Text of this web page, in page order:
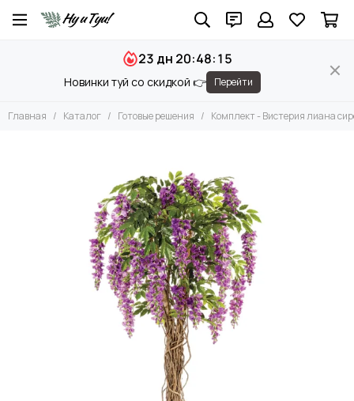
Новинки туй со скидкой 👉
23 дн 20:48:15
Перейти
Главная Каталог Готовые решения Комплект - Вистерия лиана